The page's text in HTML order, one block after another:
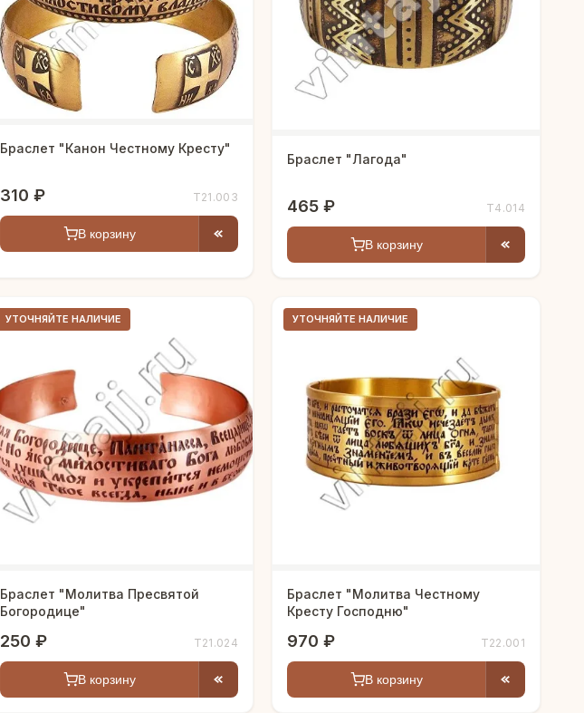
Браслет "Канон Честному Кресту"
310 ₽ Т21.003
В корзину
Браслет "Лагода"
465 ₽ Т4.014
В корзину
УТОЧНЯЙТЕ НАЛИЧИЕ
Браслет "Молитва Пресвятой
Богородице"
250 ₽ Т21.024
В корзину
УТОЧНЯЙТЕ НАЛИЧИЕ
Браслет "Молитва Честному
Кресту Господню"
970 ₽ Т22.001
В корзину